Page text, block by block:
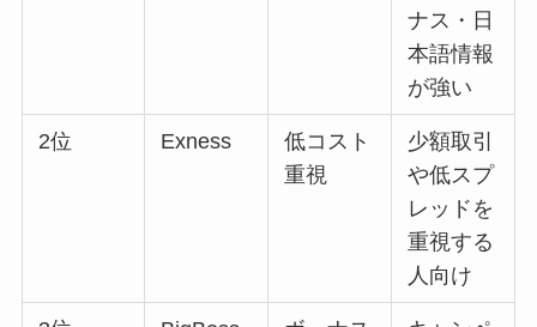
ナス・日
本語情報
が強い
2位 Exness
低コスト
重視
少額取引
や低スプ
レッドを
重視する
人向け